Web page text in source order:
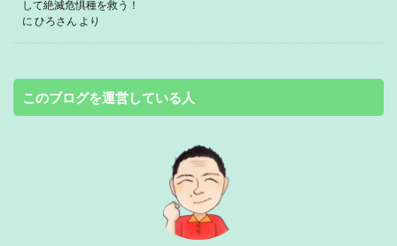
して絶滅危惧種を救う！
に ひろさん より
このブログを運営している人